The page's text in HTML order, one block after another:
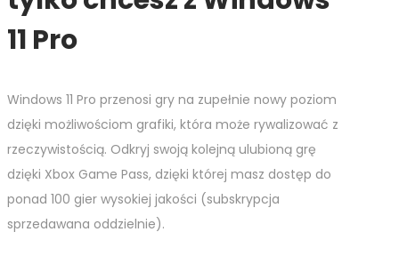
11 Pro
Windows 11 Pro przenosi gry na zupełnie nowy poziom
dzięki możliwościom grafiki, która może rywalizować z
rzeczywistością. Odkryj swoją kolejną ulubioną grę
dzięki Xbox Game Pass, dzięki której masz dostęp do
ponad 100 gier wysokiej jakości (subskrypcja
sprzedawana oddzielnie).